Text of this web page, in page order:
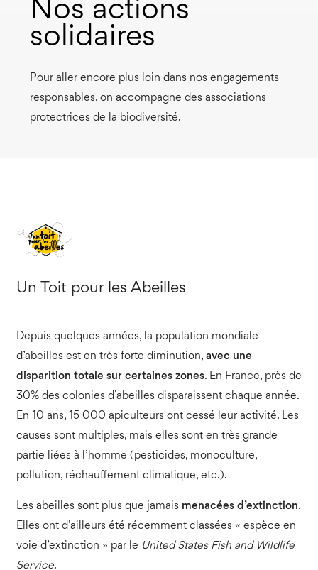
Nos actions
solidaires
Pour aller encore plus loin dans nos engagements
responsables, on accompagne des associations
protectrices de la biodiversité.
Un Toit pour les Abeilles
Depuis quelques années, la population mondiale
d’abeilles est en très forte diminution, avec une
disparition totale sur certaines zones. En France, près de
30% des colonies d’abeilles disparaissent chaque année.
En 10 ans, 15 000 apiculteurs ont cessé leur activité. Les
causes sont multiples, mais elles sont en très grande
partie liées à l’homme (pesticides, monoculture,
pollution, réchauffement climatique, etc.).
Les abeilles sont plus que jamais menacées d’extinction.
Elles ont d’ailleurs été récemment classées « espèce en
voie d’extinction » par le United States Fish and Wildlife
Service.